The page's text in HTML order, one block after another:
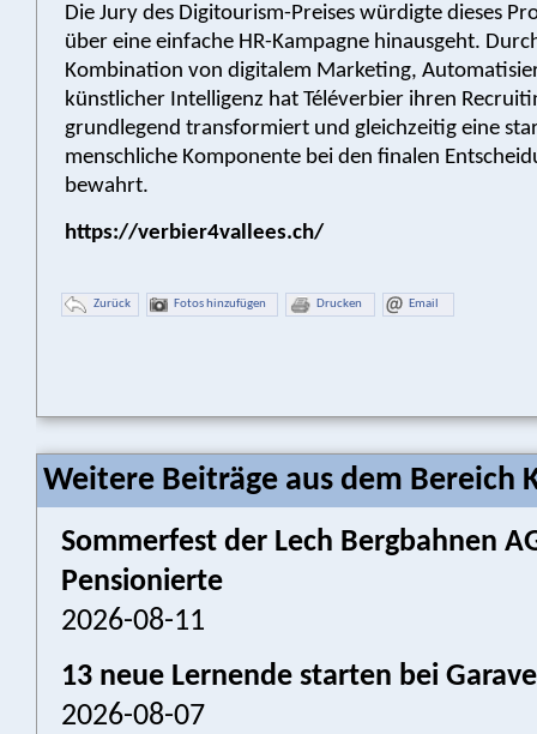
Die Jury des Digitourism-Preises würdigte dieses
über eine einfache HR-Kampagne hinausgeht.
Kombination von digitalem Marketing,
künstlicher Intelligenz hat Téléverbier ihren
grundlegend transformiert und gleichzeitig eine
menschliche Komponente bei den finalen
bewahrt.
https://verbier4vallees.ch/
Zurück Fotos hinzufügen Drucken Email
Weitere Beiträge aus dem Bereich
Sommerfest der Lech Bergbahnen
Pensionierte
2026-08-11
13 neue Lernende starten bei
2026-08-07